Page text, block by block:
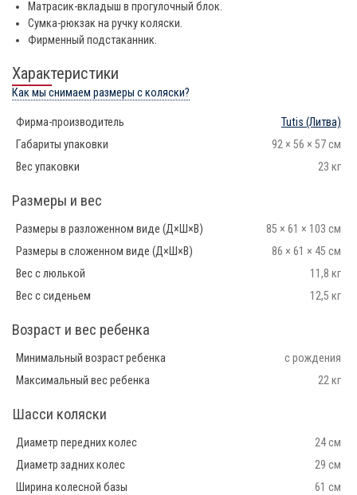
Матрасик-вкладыш в прогулочный блок.
Сумка-рюкзак на ручку коляски.
Фирменный подстаканник.
Характеристики
Как мы снимаем размеры с коляски?
Фирма-производитель Tutis (Литва)
Габариты упаковки
92 × 56 × 57 см
Вес упаковки
23 кг
Размеры и вес
Размеры в разложенном виде (Д×Ш×В)
85 × 61 × 103 см
Размеры в сложенном виде (Д×Ш×В)
86 × 61 × 45 см
Вес с люлькой
11,8 кг
Вес с сиденьем
12,5 кг
Возраст и вес ребенка
Минимальный возраст ребенка
с рождения
Максимальный вес ребенка
22 кг
Шасси коляски
Диаметр передних колес
24 см
Диаметр задних колес
29 см
Ширина колесной базы
61 см